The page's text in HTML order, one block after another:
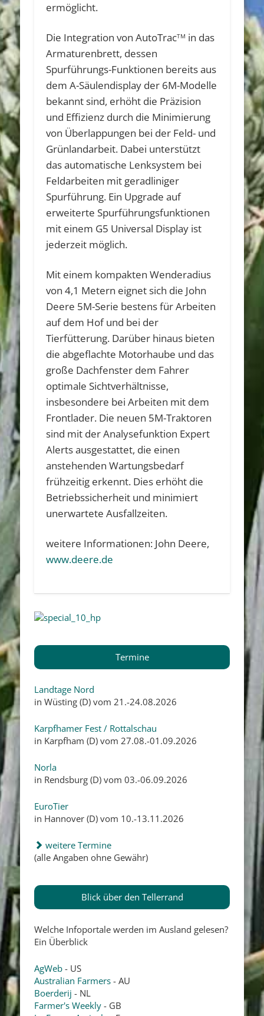
ermöglicht.
Die Integration von AutoTracTM in das
Armaturenbrett, dessen
Spurführungs-Funktionen bereits aus
dem A-Säulendisplay der 6M-Modelle
bekannt sind, erhöht die Präzision
und Effizienz durch die Minimierung
von Überlappungen bei der Feld- und
Grünlandarbeit. Dabei unterstützt
das automatische Lenksystem bei
Feldarbeiten mit geradliniger
Spurführung. Ein Upgrade auf
erweiterte Spurführungsfunktionen
mit einem G5 Universal Display ist
jederzeit möglich.
Mit einem kompakten Wenderadius
von 4,1 Metern eignet sich die John
Deere 5M-Serie bestens für Arbeiten
auf dem Hof und bei der
Tierfütterung. Darüber hinaus bieten
die abgeflachte Motorhaube und das
große Dachfenster dem Fahrer
optimale Sichtverhältnisse,
insbesondere bei Arbeiten mit dem
Frontlader. Die neuen 5M-Traktoren
sind mit der Analysefunktion Expert
Alerts ausgestattet, die einen
anstehenden Wartungsbedarf
frühzeitig erkennt. Dies erhöht die
Betriebssicherheit und minimiert
unerwartete Ausfallzeiten.
weitere Informationen: John Deere,
www.deere.de
Termine
Landtage Nord
in Wüsting (D) vom 21.-24.08.2026
Karpfhamer Fest / Rottalschau
in Karpfham (D) vom 27.08.-01.09.2026
Norla
in Rendsburg (D) vom 03.-06.09.2026
EuroTier
in Hannover (D) vom 10.-13.11.2026
weitere Termine
(alle Angaben ohne Gewähr)
Blick über den Tellerrand
Welche Infoportale werden im Ausland gelesen?
Ein Überblick
AgWeb - US
Australian Farmers - AU
Boerderij - NL
Farmer's Weekly - GB